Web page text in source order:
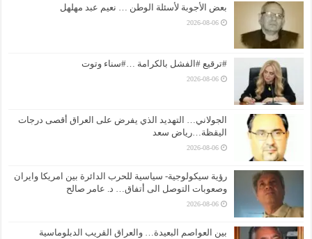
بعض الأجوبة لأسئلة الوطن … نعيم عبد مهلهل
2026-08-06
#ترقيع #الفشل بالكرامة …#سناء وتوت
2026-08-06
الجولاني… التهديد الذي يفرض على العراق أقصى درجات
اليقظة…رياض سعد
2026-08-06
رؤية سيكولوجية- سياسية للحرب الدائرة بين امريكا وايران
وصعوبات التوصل الى أتفاق… د. عامر صالح
2026-08-06
بين العواصم البعيدة… والعراق القريب الدبلوماسية